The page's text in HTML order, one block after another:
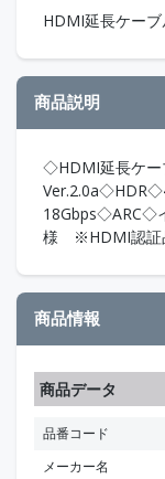
HDMI延長ケー
商品説明
◇HDMI延長ケ
18Gbps◇ARC◇
様 ※HDMI認証
商品情報
商品データ
品番コード
メーカー名